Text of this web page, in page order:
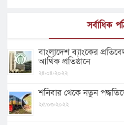
সর্বাধিক
বাংলাদেশ ব্যাংকের
আর্থিক প্রতিষ্ঠানে
২৪/০৪/২০২২
শনিবার থেকে নতুন
২৫/০৩/২০২২